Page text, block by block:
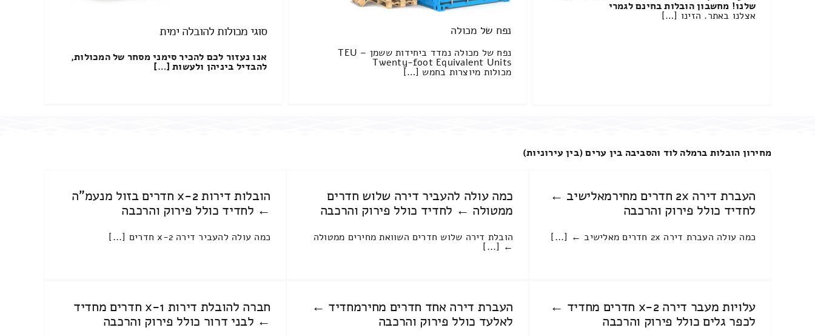
שלנו! מחשבון הובלות בחינם לגמרי
אצלנו באתר. הזינו […]
נפח של מכולה
נפח של מכולה נמדד ביחידות ששמן TEU –
Twenty-foot Equivalent Units
מכולות מיוצרות בחמש […]
סוגי מכולות להובלה ימית
אנו נעזור לכם להכיר סימני מסחר של המכולות,
להבדיל ביניהן ולעשות […]
מחירון הובלות ברמלה לוד והסביבה בין ערים (בין עירוניות)
העברת דירה 2x חדרים מחירמאלישיב ←
לחדיד כולל פירוק והרכבה
כמה עולה העברת דירה 2x חדרים מאלישיב ← [...]
כמה עולה להעביר דירה שלוש חדרים
ממטולה ← לחדיד כולל פירוק והרכבה
הובלת דירה שלוש חדרים השוואת מחירים ממטולה
← [...]
הובלות דירות 2-x חדרים בזול מנעמ"ה
← לחדיד כולל פירוק והרכבה
כמה עולה להעביר דירה 2-x חדרים [...]
עלויות מעבר דירה 2-x חדרים מחדיד ←
לכפר גלים כולל פירוק והרכבה
העברת דירה אחד חדרים מחירמחדיד ←
לאלעד כולל פירוק והרכבה
חברה להובלת דירות 1-x חדרים מחדיד
← לבני דרור כולל פירוק והרכבה